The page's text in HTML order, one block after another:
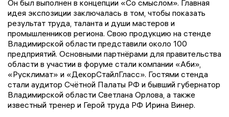
Он был выполнен в концепции «Со смыслом». Главная
идея экспозиции заключалась в том, чтобы показать
результат труда, таланта и души мастеров и
промышленников региона. Свою продукцию на стенде
Владимирской области представили около 100
предприятий. Основными партнёрами для правительства
области в участии в форуме стали компании «Аби»,
«Русклимат» и «ДекорСтайлГласс». Гостями стенда
стали аудитор Счётной Палаты РФ и бывший губернатор
Владимирской области Светлана Орлова, а также
известный тренер и Герой труда РФ Ирина Винер.